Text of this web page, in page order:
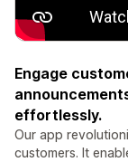
Engage
effortlessly.
Our app
customers. It